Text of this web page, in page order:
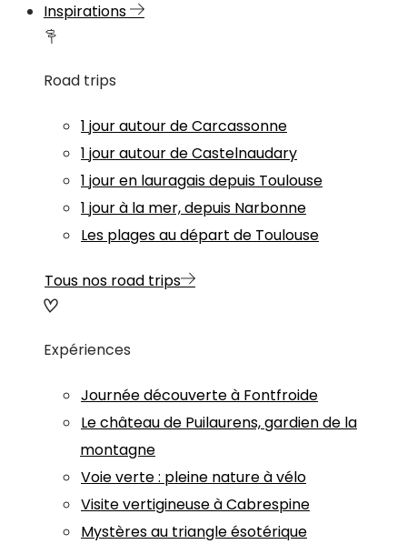
Inspirations
Road trips
1 jour autour de Carcassonne
1 jour autour de Castelnaudary
1 jour en lauragais depuis Toulouse
1 jour à la mer, depuis Narbonne
Les plages au départ de Toulouse
Tous nos road trips
Expériences
Journée découverte à Fontfroide
Le château de Puilaurens, gardien de la
montagne
Voie verte : pleine nature à vélo
Visite vertigineuse à Cabrespine
Mystères au triangle ésotérique